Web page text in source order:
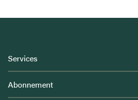
Services
Abonnement